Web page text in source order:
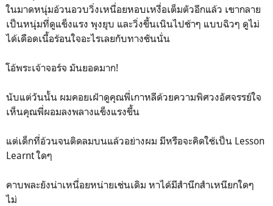
ในมาดหนุ่มอ้วนอวบวิ่งเหนื่อยหอบเหงื่อเต็มตัวอีกแล้ว เขากลาย
เป็นหนุ่มที่ดูแข็งแรง พุงยุบ และวิ่งขึ้นเนินไปช้าๆ แบบฉิวๆ ดูไม่
ได้เดือดเนื้อร้อนใจอะไรเลยกับทางชันนั่น
โอ้พระเจ้าจอร์จ มันยอดมาก!
นับแต่วันนั้น ผมคอยเฝ้าดูคุณพี่เกาหลีด้วยความพิศวงอัศจรรย์ใจ
เห็นคุณพี่ผอมลงพลางแข็งแรงขึ้น
แต่เด็กที่อ้วนจนติดลมบนแล้วอย่างผม มีหรือจะคิดใช้เป็น Lesson
Learnt ใดๆ
คาบพละยังน่าเหนื่อยหน่ายเช่นเดิม หาได้มีสำนึกสำเหนียกใดๆ
ไม่